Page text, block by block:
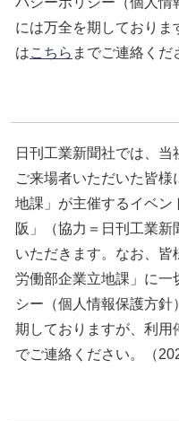
には万全を期しており
はこちら までご連絡くだ
日刊工業新聞社では、
ご来場者いただいた皆
地課」が主催するイベン
阪」（協力＝日刊工業新
いただきます。なお、皆
労働部企業立地課」に一
シー（個人情報保護方
期しておりますが、利用
でご連絡ください。（